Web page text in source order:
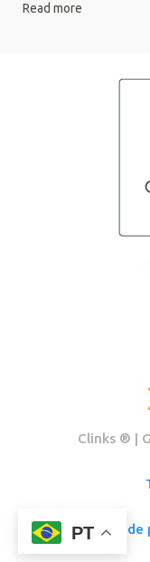
Read more
Clinks ®️ |
Política de
PT